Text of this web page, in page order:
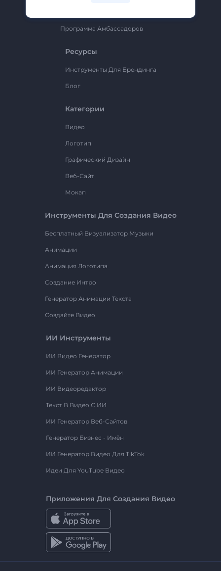
Программа Амбассадоров
Ресурсы
Инструменты Для Брендинга
Блог
Категории
Видео
Логотип
Графический Дизайн
Веб-Сайт
Мокап
Инструменты Для Создания Видео
Бесплатный Визуализатор Музыки
Анимации
Анимация Логотипа
Создание Интро
Генератор Анимации Текста
Создайте Видео
ИИ Инструменты
ИИ Видео Генератор
ИИ Генератор Анимации
ИИ Видеоредактор
Текст В Видео С ИИ
ИИ Генератор Веб-Сайтов
Генератор Бизнес - Имён
ИИ Генератор Видео Для TikTok
Идеи Для YouTube Видео
Приложения Для Создания Видео